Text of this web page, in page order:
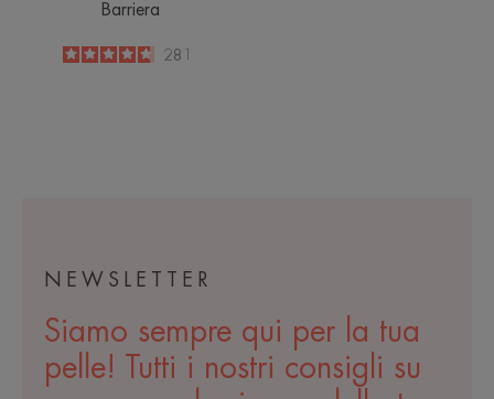
Barriera
4.8
/
5
281
NEWSLETTER
Siamo sempre qui per la tua
pelle! Tutti i nostri consigli su